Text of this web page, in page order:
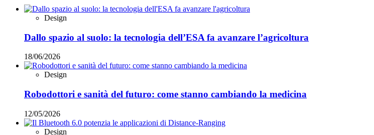
Design
Dallo spazio al suolo: la tecnologia dell’ESA fa avanzare l’agricoltura
18/06/2026
Design
Robodottori e sanità del futuro: come stanno cambiando la medicina
12/05/2026
Design